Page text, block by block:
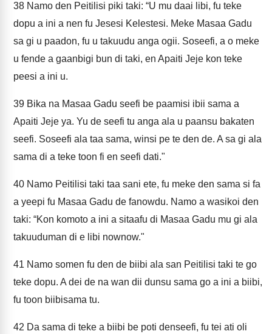
38 Namo den Peitilisi piki taki: “U mu daai libi, fu teke
dopu a ini a nen fu Jesesi Kelestesi. Meke Masaa Gadu
sa gi u paadon, fu u takuudu anga ogii. Soseefi, a o meke
u fende a gaanbigi bun di taki, en Apaiti Jeje kon teke
peesi a ini u.
39 Bika na Masaa Gadu seefi be paamisi ibii sama a
Apaiti Jeje ya. Yu de seefi tu anga ala u paansu bakaten
seefi. Soseefi ala taa sama, winsi pe te den de. A sa gi ala
sama di a teke toon fi en seefi dati."
40 Namo Peitilisi taki taa sani ete, fu meke den sama si fa
a yeepi fu Masaa Gadu de fanowdu. Namo a wasikoi den
taki: “Kon komoto a ini a sitaafu di Masaa Gadu mu gi ala
takuuduman di e libi nownow."
41 Namo somen fu den de biibi ala san Peitilisi taki te go
teke dopu. A dei de na wan dii dunsu sama go a ini a biibi,
fu toon biibisama tu.
42 Da sama di teke a biibi be poti denseefi, fu tei ati oli